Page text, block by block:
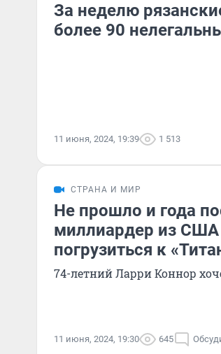
За неделю
более 90
11 июня, 2024, 19:39 1 513
СТРАНА И МИР
Не прошло и года
миллиардер из США
погрузиться к
74-летний Ларри Коннор
11 июня, 2024, 19:30 645